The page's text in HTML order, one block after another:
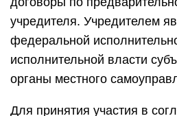
учредителя. Учредителем
федеральной
исполнительной власти
органы местного
Для принятия участия в